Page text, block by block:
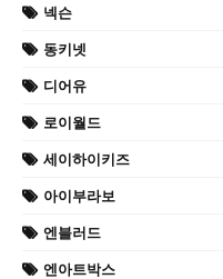
넥슨
동키넷
디어유
로이월드
세이하이키즈
아이부라보
엔블러드
엔아트박스